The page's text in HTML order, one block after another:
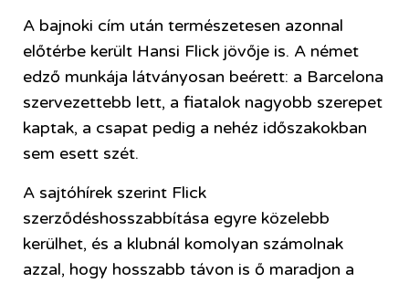
A bajnoki cím után természetesen azonnal
előtérbe került Hansi Flick jövője is. A német
edző munkája látványosan beérett: a Barcelona
szervezettebb lett, a fiatalok nagyobb szerepet
kaptak, a csapat pedig a nehéz időszakokban
sem esett szét.
A sajtóhírek szerint Flick
szerződéshosszabbítása egyre közelebb
kerülhet, és a klubnál komolyan számolnak
azzal, hogy hosszabb távon is ő maradjon a